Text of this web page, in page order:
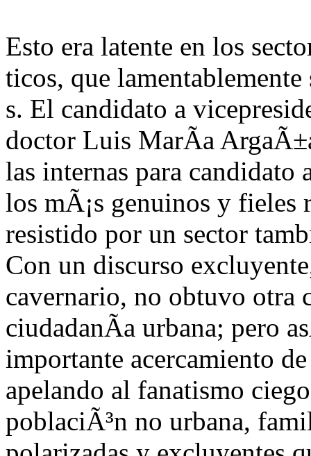
Esto era latente en los
ticos, que
s. El candidato a
doctor Luis MarÃ­a
las internas para candidato
los mÃ¡s genuinos y fieles
resistido por un sector
Con un discurso
cavernario, no obtuvo otra
ciudadanÃ­a urbana; pero
importante acercamiento
apelando al fanatismo
poblaciÃ³n no urbana,